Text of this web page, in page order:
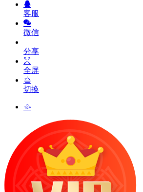
客服
微信
分享
全屏
切换